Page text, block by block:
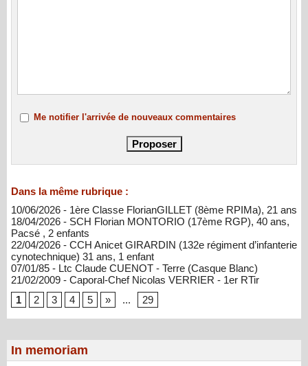
In memoriam
Me notifier l'arrivée de nouveaux commentaires
Dans la même rubrique :
10/06/2026 - 1ère Classe FlorianGILLET (8ème RPIMa), 21 ans
18/04/2026 - SCH Florian MONTORIO (17ème RGP), 40 ans,
Pacsé , 2 enfants
22/04/2026 - CCH Anicet GIRARDIN (132e régiment d’infanterie
cynotechnique) 31 ans, 1 enfant
07/01/85 - Ltc Claude CUENOT - Terre (Casque Blanc)
21/02/2009 - Caporal-Chef Nicolas VERRIER - 1er RTir
1
2 3 4 5 » ... 29